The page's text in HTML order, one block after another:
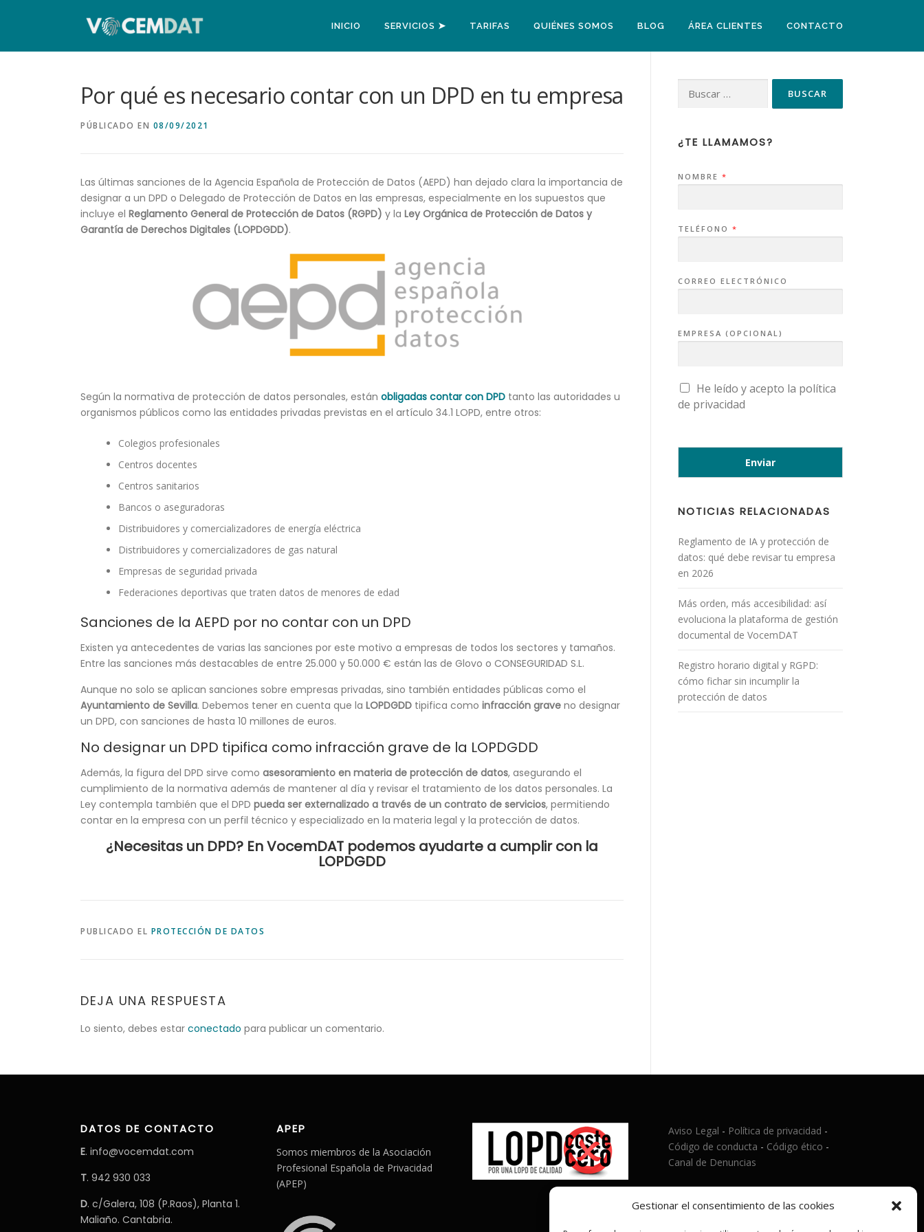
Gestionar el consentimiento de las cookies
INICIO SERVICIOS ➤ TARIFAS QUIÉNES SOMOS BLOG ÁREA CLIENTES CONTACTO
Por qué es necesario contar con un DPD en tu empresa
PÚBLICADO EN 08/09/2021
Las últimas sanciones de la Agencia Española de Protección de Datos (AEPD) han dejado clara la importancia de
designar a un DPD o Delegado de Protección de Datos en las empresas, especialmente en los supuestos que
incluye el Reglamento General de Protección de Datos (RGPD) y la Ley Orgánica de Protección de Datos y
Garantía de Derechos Digitales (LOPDGDD).
Según la normativa de protección de datos personales, están obligadas contar con DPD tanto las autoridades u
organismos públicos como las entidades privadas previstas en el artículo 34.1 LOPD, entre otros:
Colegios profesionales
Centros docentes
Centros sanitarios
Bancos o aseguradoras
Distribuidores y comercializadores de energía eléctrica
Distribuidores y comercializadores de gas natural
Empresas de seguridad privada
Federaciones deportivas que traten datos de menores de edad
Sanciones de la AEPD por no contar con un DPD
Existen ya antecedentes de varias las sanciones por este motivo a empresas de todos los sectores y tamaños.
Entre las sanciones más destacables de entre 25.000 y 50.000 € están las de Glovo o CONSEGURIDAD S.L.
Aunque no solo se aplican sanciones sobre empresas privadas, sino también entidades públicas como el
Ayuntamiento de Sevilla. Debemos tener en cuenta que la LOPDGDD tipifica como infracción grave no designar
un DPD, con sanciones de hasta 10 millones de euros.
No designar un DPD tipifica como infracción grave de la LOPDGDD
Además, la figura del DPD sirve como asesoramiento en materia de protección de datos, asegurando el
cumplimiento de la normativa además de mantener al día y revisar el tratamiento de los datos personales. La
Ley contempla también que el DPD pueda ser externalizado a través de un contrato de servicios, permitiendo
contar en la empresa con un perfil técnico y especializado en la materia legal y la protección de datos.
¿Necesitas un DPD? En VocemDAT podemos ayudarte a cumplir con la
LOPDGDD
PUBLICADO EL PROTECCIÓN DE DATOS
DEJA UNA RESPUESTA
Lo siento, debes estar conectado para publicar un comentario.
¿TE LLAMAMOS?
NOMBRE *
TELÉFONO *
CORREO ELECTRÓNICO
EMPRESA (OPCIONAL)
C
A
S
V
I
C
A
C
Ó
He leído y acepto la política
de privacidad
Enviar
NOTICIAS RELACIONADAS
Reglamento de IA y protección de
datos: qué debe revisar tu empresa
en 2026
Más orden, más accesibilidad: así
evoluciona la plataforma de gestión
documental de VocemDAT
Registro horario digital y RGPD:
cómo fichar sin incumplir la
protección de datos
DATOS DE CONTACTO
E. info@vocemdat.com
T. 942 930 033
D. c/Galera, 108 (P.Raos), Planta 1.
Maliaño. Cantabria.
APEP
Somos miembros de la Asociación
Profesional Española de Privacidad
(APEP)
Aviso Legal - Política de privacidad -
Código de conducta - Código ético -
Canal de Denuncias